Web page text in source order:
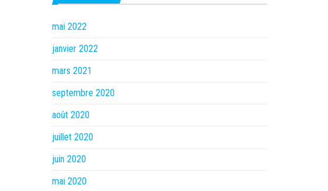
mai 2022
janvier 2022
mars 2021
septembre 2020
août 2020
juillet 2020
juin 2020
mai 2020